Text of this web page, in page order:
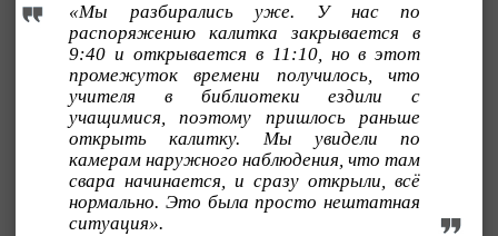
«Мы разбирались уже. У нас по
распоряжению калитка закрывается в
9:40 и открывается в 11:10, но в этот
промежуток времени получилось, что
учителя в библиотеки ездили с
учащимися, поэтому пришлось раньше
открыть калитку. Мы увидели по
камерам наружного наблюдения, что там
свара начинается, и сразу открыли, всё
нормально. Это была просто нештатная
ситуация».